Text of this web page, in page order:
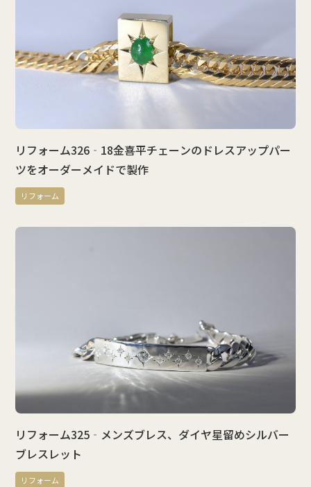
リフォーム326‐18金喜平チェーンのドレスアップパー
ツをオーダーメイドで製作
リフォーム
リフォーム325‐メンズブレス、ダイヤ星留めシルバー
ブレスレット
リフォーム